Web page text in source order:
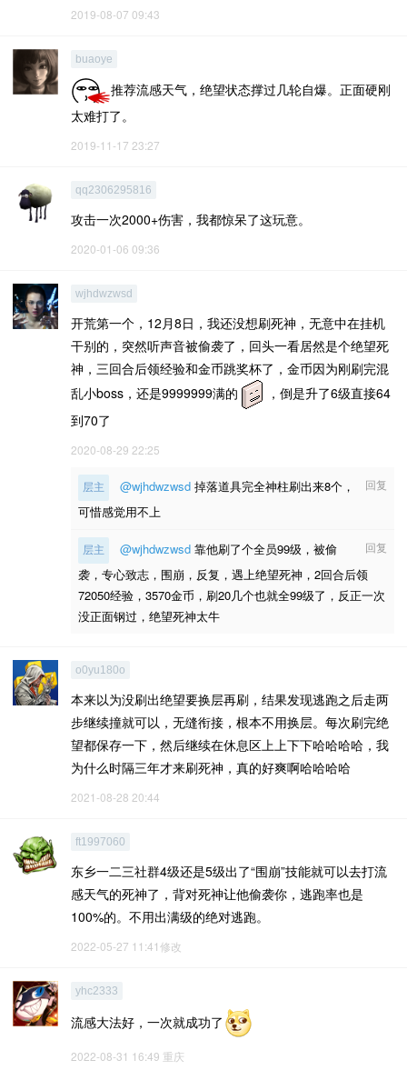
2019-08-07 09:43
buaoye
推荐流感天气，绝望状态撑过几轮自爆。正面硬刚
太难打了。
2019-11-17 23:27
qq2306295816
攻击一次2000+伤害，我都惊呆了这玩意。
2020-01-06 09:36
wjhdwzwsd
开荒第一个，12月8日，我还没想刷死神，无意中在挂机
干别的，突然听声音被偷袭了，回头一看居然是个绝望死
神，三回合后领经验和金币跳奖杯了，金币因为刚刷完混
乱小boss，还是9999999满的
，倒是升了6级直接64
到70了
2020-08-29 22:25
回复
层主 @wjhdwzwsd 掉落道具完全神柱刷出来8个，
可惜感觉用不上
回复
层主 @wjhdwzwsd 靠他刷了个全员99级，被偷
袭，专心致志，围崩，反复，遇上绝望死神，2回合后领
72050经验，3570金币，刷20几个也就全99级了，反正一次
没正面钢过，绝望死神太牛
o0yu180o
本来以为没刷出绝望要换层再刷，结果发现逃跑之后走两
步继续撞就可以，无缝衔接，根本不用换层。每次刷完绝
望都保存一下，然后继续在休息区上上下下哈哈哈哈，我
为什么时隔三年才来刷死神，真的好爽啊哈哈哈哈
2021-08-28 20:44
ft1997060
东乡一二三社群4级还是5级出了“围崩”技能就可以去打流
感天气的死神了，背对死神让他偷袭你，逃跑率也是
100%的。不用出满级的绝对逃跑。
2022-05-27 11:41修改
yhc2333
流感大法好，一次就成功了
2022-08-31 16:49 重庆